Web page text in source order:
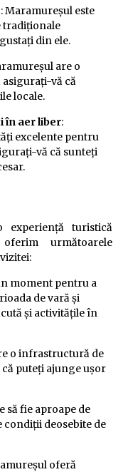
: Maramureșul este
tradiționale
din ele.
are o
asigurați-vă că
locale.
în aer liber:
excelente pentru
vă că sunteți
turistică
următoarele
moment pentru a
de vară și
și activitățile în
o infrastructură de
puteți ajunge ușor
să fie aproape de
condiții deosebite de
oferă